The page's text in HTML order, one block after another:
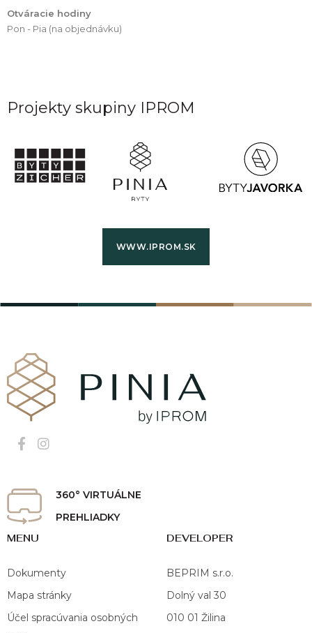
Otváracie hodiny
Pon - Pia (na objednávku)
Projekty skupiny IPROM
WWW.IPROM.SK
360° VIRTUÁLNE
PREHLIADKY
MENU
Dokumenty
Mapa stránky
Účel spracúvania osobných
DEVELOPER
BEPRIM s.r.o.
Dolný val 30
010 01 Žilina